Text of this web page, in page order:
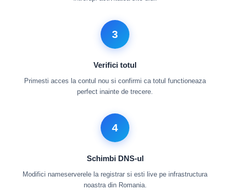
3
Verifici totul
Primesti acces la contul nou si confirmi ca totul functioneaza
perfect inainte de trecere.
4
Schimbi DNS-ul
Modifici nameserverele la registrar si esti live pe infrastructura
noastra din Romania.